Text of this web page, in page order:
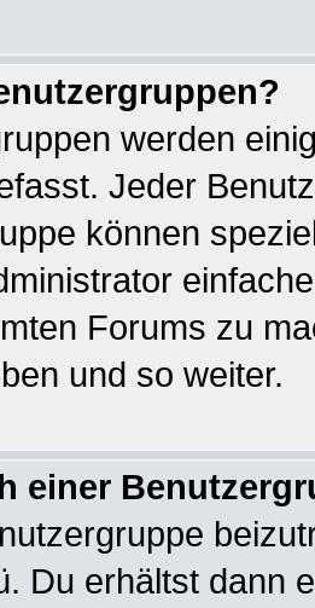
werden
Jeder
können
Forums zu
und so weiter.
einer
Du erhältst dann